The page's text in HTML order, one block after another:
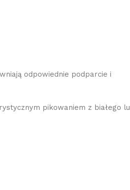
odpowiednie podparcie i
pikowaniem z białego